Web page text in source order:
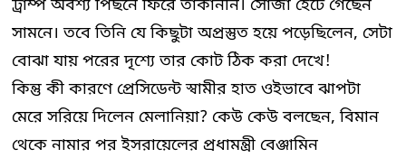
ট্রাম্প অবশ্য পিছনে ফিরে তাকাননি। সোজা হেঁটে গেছেন
সামনে। তবে তিনি যে কিছুটা অপ্রস্তুত হয়ে পড়েছিলেন, সেটা
বোঝা যায় পরের দৃশ্যে তার কোট ঠিক করা দেখে!
কিন্তু কী কারণে প্রেসিডেন্ট স্বামীর হাত ওইভাবে ঝাপটা
মেরে সরিয়ে দিলেন মেলানিয়া? কেউ কেউ বলছেন, বিমান
থেকে নামার পর ইসরায়েলের প্রধামন্ত্রী বেঞ্জামিন